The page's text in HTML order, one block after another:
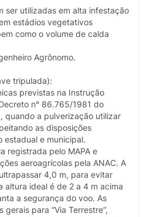
ser utilizadas em alta infestação
estádios vegetativos
como o volume de calda
Agrônomo.
tripulada):
previstas na Instrução
n° 86.765/1981 do
quando a pulverização utilizar
as disposições
estadual e municipal.
registrada pelo MAPA e
aeroagrícolas pela ANAC. A
4,0 m, para evitar
altura ideal é de 2 a 4 m acima
a segurança do voo. As
gerais para “Via Terrestre”,